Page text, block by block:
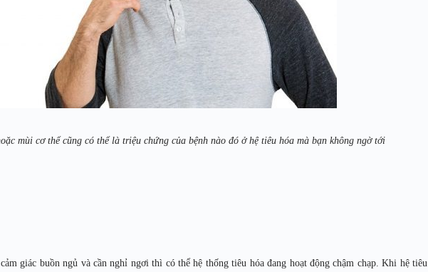
mùi cơ thể cũng có thể là triệu chứng của bệnh nào đó ở hệ tiêu hóa mà bạn không ngờ tới
giác buồn ngủ và cần nghỉ ngơi thì có thể hệ thống tiêu hóa đang hoạt động chậm chạp. Khi hệ tiêu